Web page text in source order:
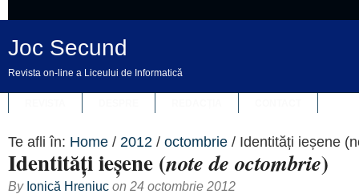
Joc Secund
Revista on-line a Liceului de Informatică
Te afli în: Home / 2012 / octombrie / Identități ieșene
Identități ieșene (note de octombrie)
By Ionică Hreniuc on 24 octombrie 2012